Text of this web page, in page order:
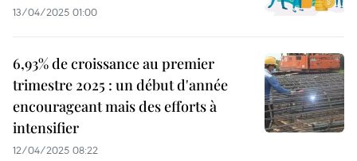
13/04/2025 01:00
6,93% de croissance au premier
trimestre 2025 : un début d'année
encourageant mais des efforts à
intensifier
12/04/2025 08:22